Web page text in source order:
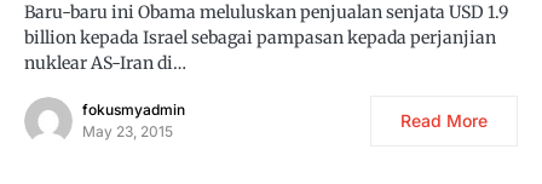
Baru-baru ini Obama meluluskan penjualan senjata USD 1.9
billion kepada Israel sebagai pampasan kepada perjanjian
nuklear AS-Iran di…
fokusmyadmin
May 23, 2015
Read More